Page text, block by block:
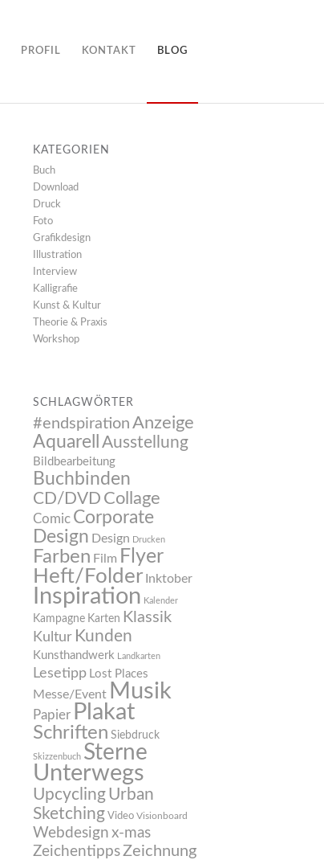
PROFIL KONTAKT BLOG
KATEGORIEN
Buch
Download
Druck
Foto
Grafikdesign
Illustration
Interview
Kalligrafie
Kunst & Kultur
Theorie & Praxis
Workshop
SCHLAGWÖRTER
#endspiration Anzeige
Aquarell
Ausstellung
Bildbearbeitung
Buchbinden
CD/DVD Collage
Comic Corporate
Design Design Drucken
Farben Film Flyer
Heft/Folder Inktober
Inspiration Kalender
Kampagne Karten Klassik
Kultur Kunden
Kunsthandwerk Landkarten
Lesetipp Lost Places
Messe/Event Musik
Papier Plakat
Schriften Siebdruck
Skizzenbuch Sterne
Unterwegs
Upcycling Urban
Sketching Video Visionboard
Webdesign x-mas
ZeichentippsZeichnung